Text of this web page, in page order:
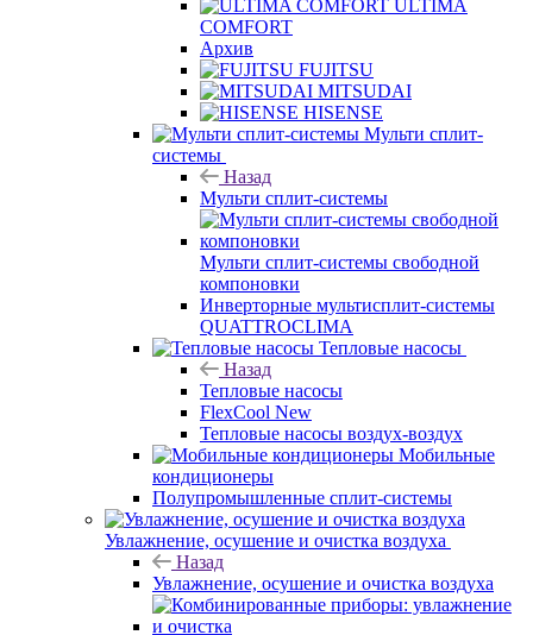
ULTIMA
COMFORT
Архив
FUJITSU
MITSUDAI
HISENSE
Мульти сплит-
системы
Назад
Мульти сплит-системы
Мульти сплит-системы свободной
компоновки
Инверторные мультисплит-системы
QUATTROCLIMA
Тепловые насосы
Назад
Тепловые насосы
FlexCool New
Тепловые насосы воздух-воздух
Мобильные
кондиционеры
Полупромышленные сплит-системы
Увлажнение, осушение и очистка воздуха
Назад
Увлажнение, осушение и очистка воздуха